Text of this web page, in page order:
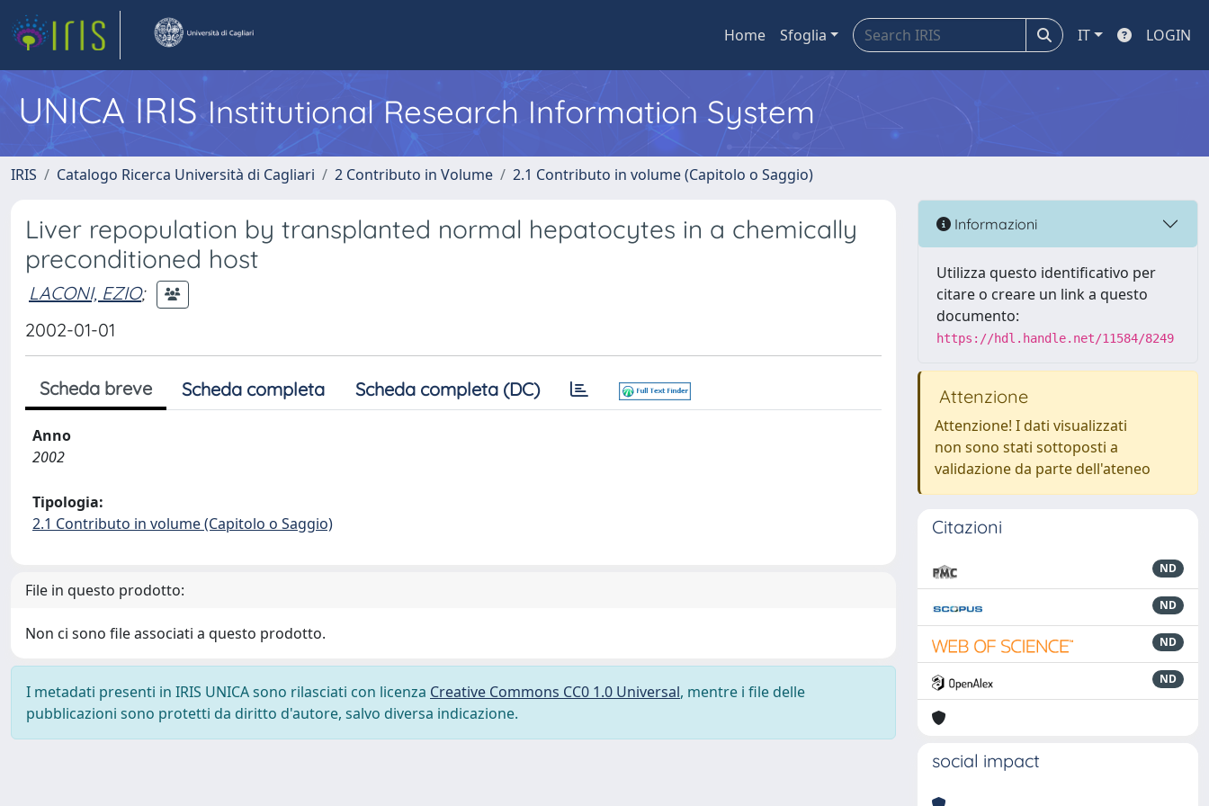
Home Sfoglia IT LOGIN
UNICA IRISInstitutional Research Information System
IRIS Catalogo Ricerca Università di Cagliari 2 Contributo in Volume 2.1 Contributo in volume (Capitolo o Saggio)
Liver repopulation by transplanted normal hepatocytes in a chemically
preconditioned host
LACONI, EZIO;
2002-01-01
Scheda breve Scheda completa Scheda completa (DC)
Anno
2002
Tipologia:
2.1 Contributo in volume (Capitolo o Saggio)
File in questo prodotto:
Non ci sono file associati a questo prodotto.
I metadati presenti in IRIS UNICA sono rilasciati con licenza Creative Commons CC0 1.0 Universal, mentre i file delle
pubblicazioni sono protetti da diritto d'autore, salvo diversa indicazione.
Informazioni
Utilizza questo identificativo per
citare o creare un link a questo
documento:
https://hdl.handle.net/11584/8249
Attenzione
Attenzione! I dati visualizzati
non sono stati sottoposti a
validazione da parte dell'ateneo
Citazioni
ND
ND
ND
ND
social impact